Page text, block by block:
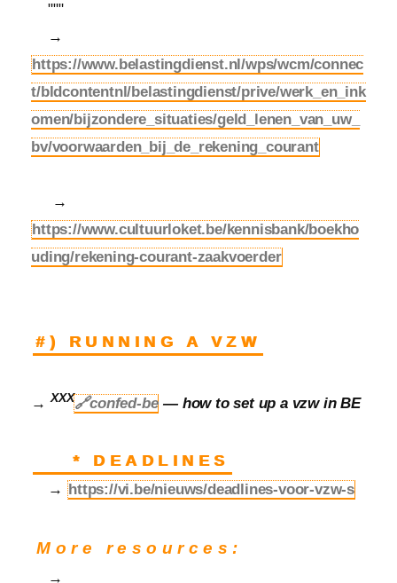
"""
→
https://www.belastingdienst.nl/wps/wcm/connec
t/bldcontentnl/belastingdienst/prive/werk_en_ink
omen/bijzondere_situaties/geld_lenen_van_uw_
bv/voorwaarden_bij_de_rekening_courant
→
https://www.cultuurloket.be/kennisbank/boekho
uding/rekening-courant-zaakvoerder
#) RUNNING A VZW
→ XXX🔗confed-be — how to set up a vzw in BE
* DEADLINES
→https://vi.be/nieuws/deadlines-voor-vzw-s
More resources:
→